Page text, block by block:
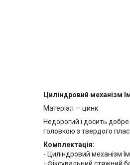
Циліндровий механізм
Матеріал — цинк
Недорогий і досить
головкою з твердого
Комплектація:
- Циліндровий механізм